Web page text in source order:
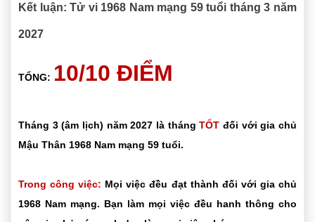
Kết luận: Tử vi 1968 Nam mạng 59 tuổi tháng 3 năm
2027
TỔNG: 10/10 ĐIỂM
Tháng 3 (âm lịch) năm 2027 là thángTỐT đối với gia chủ
Mậu Thân 1968 Nam mạng 59 tuổi.
Trong công việc: Mọi việc đều đạt thành đối với gia chủ
1968 Nam mạng. Bạn làm mọi việc đều hanh thông cho